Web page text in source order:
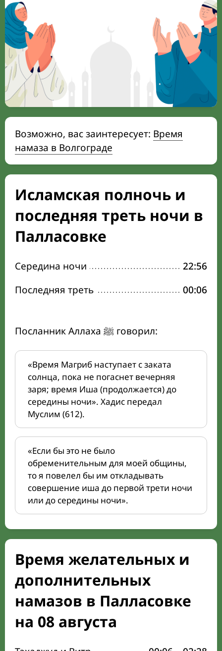
Возможно, вас заинтересует: Время
намаза в Волгограде
Исламская полночь и
последняя треть ночи в
Палласовке
Середина ночи
22:56
Последняя треть
00:06
Посланник Аллаха ﷺ говорил:
«Время Магриб наступает с заката
солнца, пока не погаснет вечерняя
заря; время Иша (продолжается) до
середины ночи». Хадис передал
Муслим (612).
«Если бы это не было
обременительным для моей общины,
то я повелел бы им откладывать
совершение иша до первой трети ночи
или до середины ночи».
Время желательных и
дополнительных
намазов в Палласовке
на 08 августа